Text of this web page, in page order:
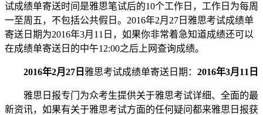
试成绩单寄送时间是雅思笔试后的10个工作日，工作日为每周
一至周五，不包括公共假日。2016年2月27日雅思考试成绩单
寄送日期为2016年3月11日，如果你非常着急知道成绩还可以
在成绩单寄送日的中午12:00之后上网查询成绩。
2016年2月27日 雅思考试成绩单寄送日期： 2016年3月11日
雅思日报专门为众考生提供关于雅思考试详细、全面的最
新资讯，如果有关于雅思考试方面的任何疑问都来雅思日报获